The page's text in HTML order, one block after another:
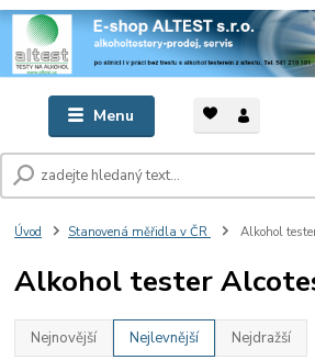
Menu
Úvod Stanovená měřidla v ČR Alkohol
Alkohol tester
Nejnovější Nejlevnější Nejdražší